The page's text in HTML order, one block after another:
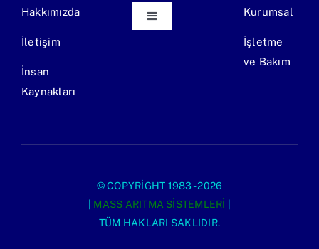
Hakkımızda
İletişim
İnsan
Kaynakları
Toggle
Navigation
Endüstriyel Atıksu Arıtma Tesisi
Evsel Atıksu Arıtma Tesisi
Kurumsal
İşletme
ve Bakım
© COPYRIGHT 1983 - 2026
MASS ARITMA SISTEMLERI
TÜM HAKLARI SAKLIDIR.